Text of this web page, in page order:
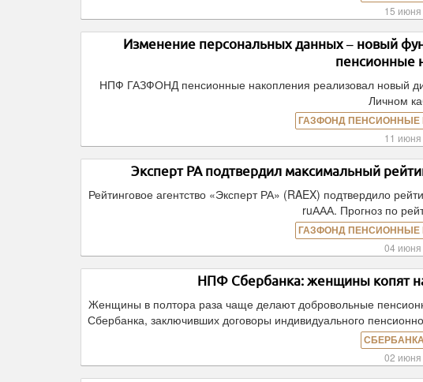
15
Изменение персональных данных – новый
пенсионные
НПФ ГАЗФОНД пенсионные накопления реализовал новый
Личном
ГАЗФОНД
11
Эксперт РА подтвердил максимальный
Рейтинговое агентство «Эксперт РА» (RAEX) подтвердило
ruААА. Прогноз по
ГАЗФОНД
04 июня
НПФ Сбербанка: женщины копят
Женщины в полтора раза чаще делают добровольные
Сбербанка, заключивших договоры индивидуального
02 июня